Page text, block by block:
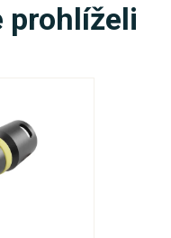
prohlíželi